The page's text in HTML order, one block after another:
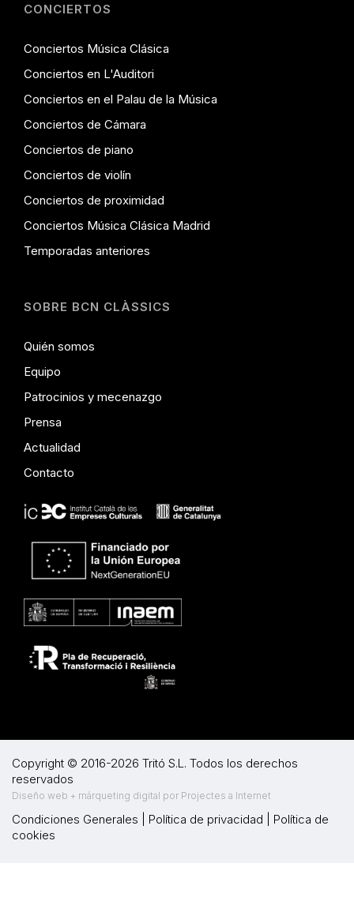
CONCIERTOS
Conciertos Música Clásica
Conciertos en L'Auditori
Conciertos en el Palau de la Música
Conciertos de Cámara
Conciertos de piano
Conciertos de violín
Conciertos de proximidad
Conciertos Música Clásica Madrid
Temporadas anteriores
SOBRE BCN CLÀSSICS
Quién somos
Equipo
Patrocinios y mecenazgo
Prensa
Actualidad
Contacto
Copyright © 2016-2026 Tritó S.L. Todos los derechos
reservados
Diseño web + márqueting digital por Projectes a Internet
Condiciones Generales Política de privacidad
Política de
cookies